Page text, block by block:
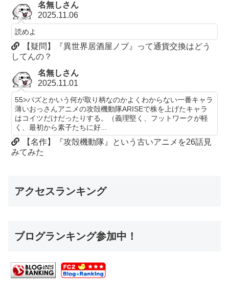
名無しさん
2025.11.06
読めよ
【疑問】『異世界居酒屋ノブ』って通貨交換はどう
してんの？
名無しさん
2025.11.01
55>パズとかいう何が取り柄なのかよくわからない一番キャラ
薄いおっさんアニメの攻殻機動隊ARISEで株を上げたキャラ
はコイツだけだったりする。（義理堅く、フットワークが軽
く、最初から素子たちに好...
【名作】『攻殻機動隊』という古いアニメを26話見
みてみた
アクセスランキング
ブログランキング参加中！